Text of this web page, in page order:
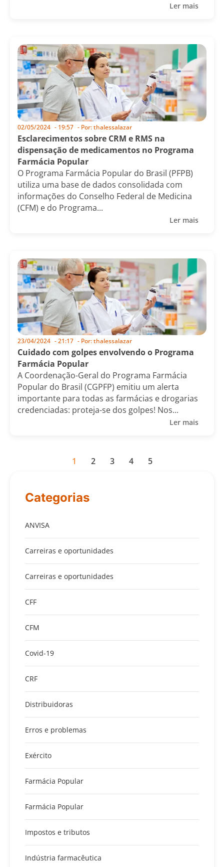
Ler mais
02/05/2024 - 19:57 - Por:thalessalazar
Esclarecimentos sobre CRM e RMS na
dispensação de medicamentos no Programa
Farmácia Popular
O Programa Farmácia Popular do Brasil (PFPB)
utiliza uma base de dados consolidada com
informações do Conselho Federal de Medicina
(CFM) e do Programa...
Ler mais
23/04/2024 -21:17 - Por:thalessalazar
Cuidado com golpes envolvendo o Programa
Farmácia Popular
A Coordenação-Geral do Programa Farmácia
Popular do Brasil (CGPFP) emitiu um alerta
importante para todas as farmácias e drogarias
credenciadas: proteja-se dos golpes! Nos...
Ler mais
1 2 3 4 5
Categorias
ANVISA
Carreiras e oportunidades
Carreiras e oportunidades
CFF
CFM
Covid-19
CRF
Distribuidoras
Erros e problemas
Exército
Farmácia Popular
Farmácia Popular
Impostos e tributos
Indústria farmacêutica